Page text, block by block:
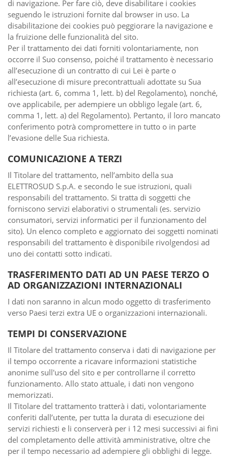
di navigazione. Per fare ciò, deve disabilitare i cookies
seguendo le istruzioni fornite dal browser in uso. La
disabilitazione dei cookies può peggiorare la navigazione e
la fruizione delle funzionalità del sito.
Per il trattamento dei dati forniti volontariamente, non
occorre il Suo consenso, poiché il trattamento è necessario
all’esecuzione di un contratto di cui Lei è parte o
all’esecuzione di misure precontrattuali adottate su Sua
richiesta (art. 6, comma 1, lett. b) del Regolamento), nonché,
ove applicabile, per adempiere un obbligo legale (art. 6,
comma 1, lett. a) del Regolamento). Pertanto, il loro mancato
conferimento potrà compromettere in tutto o in parte
l’evasione delle Sua richiesta.
COMUNICAZIONE A TERZI
Il Titolare del trattamento, nell’ambito della sua
ELETTROSUD S.p.A. e secondo le sue istruzioni, quali
responsabili del trattamento. Si tratta di soggetti che
forniscono servizi elaborativi o strumentali (es. servizio
consumatori, servizi informatici per il funzionamento del
sito). Un elenco completo e aggiornato dei soggetti nominati
responsabili del trattamento è disponibile rivolgendosi ad
uno dei contatti sotto indicati.
TRASFERIMENTO DATI AD UN PAESE TERZO O
AD ORGANIZZAZIONI INTERNAZIONALI
I dati non saranno in alcun modo oggetto di trasferimento
verso Paesi terzi extra UE o organizzazioni internazionali.
TEMPI DI CONSERVAZIONE
Il Titolare del trattamento conserva i dati di navigazione per
il tempo occorrente a ricavare informazioni statistiche
anonime sull'uso del sito e per controllarne il corretto
funzionamento. Allo stato attuale, i dati non vengono
memorizzati.
Il Titolare del trattamento tratterà i dati, volontariamente
conferiti dall’utente, per tutta la durata di esecuzione dei
servizi richiesti e li conserverà per i 12 mesi successivi ai fini
del completamento delle attività amministrative, oltre che
per il tempo necessario ad adempiere gli obblighi di legge.